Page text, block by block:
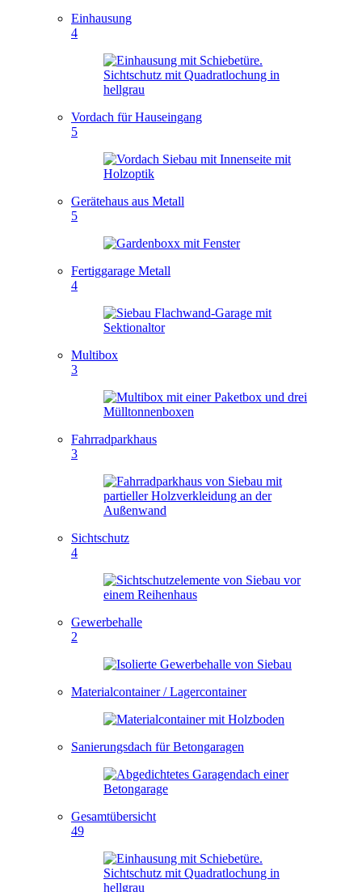
Einhausung
4
Vordach für Hauseingang
5
Gerätehaus aus Metall
5
Fertiggarage Metall
4
Multibox
3
Fahrradparkhaus
3
Sichtschutz
4
Gewerbehalle
2
Materialcontainer / Lagercontainer
Sanierungsdach für Betongaragen
Gesamtübersicht
49